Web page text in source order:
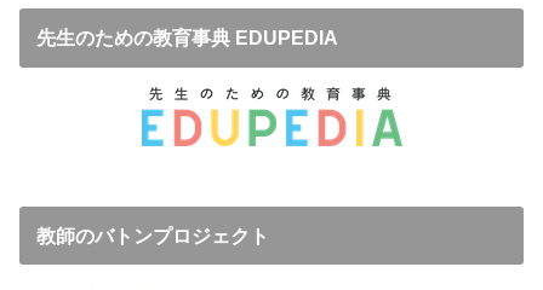
先生のための教育事典 EDUPEDIA
教師のバトンプロジェクト